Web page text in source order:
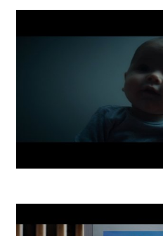
Zlatý Bažant 73 Retro
Nightmares